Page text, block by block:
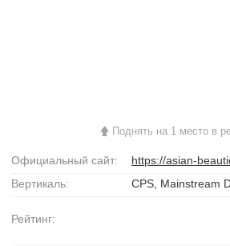
Поднять на 1 место в
Официальный сайт:
https://asian-
Вертикаль:
CPS, Mainstream
Рейтинг: